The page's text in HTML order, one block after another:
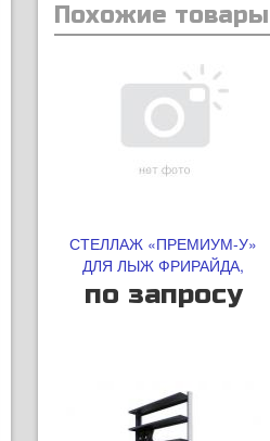
Похожие товары
СТЕЛЛАЖ «ПРЕМИУМ-У»
ДЛЯ ЛЫЖ ФРИРАЙДА,
ДВУХСТОРОННИЙ.
по запросу